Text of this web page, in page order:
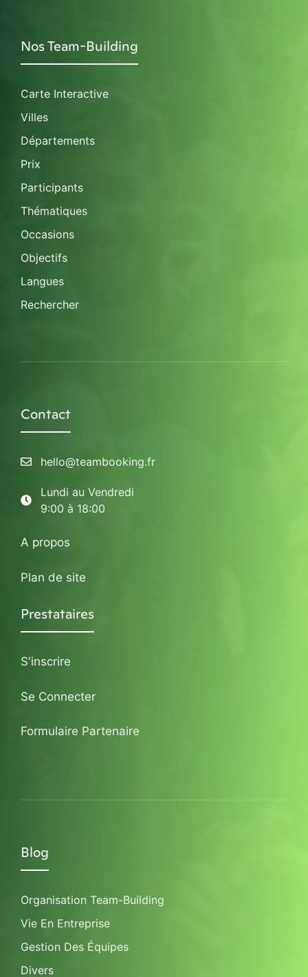
Nos Team-Building
Carte Interactive
Villes
Départements
Prix
Participants
Thématiques
Occasions
Objectifs
Langues
Rechercher
Contact
hello@teambooking.fr
Lundi au Vendredi
9:00 à 18:00
A propos
Plan de site
Prestataires
S'inscrire
Se Connecter
Formulaire Partenaire
Blog
Organisation Team-Building
Vie En Entreprise
Gestion Des Équipes
Divers